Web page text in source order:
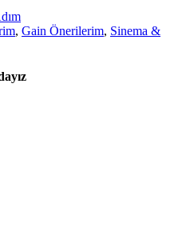
, Gain Önerilerim, Sinema &